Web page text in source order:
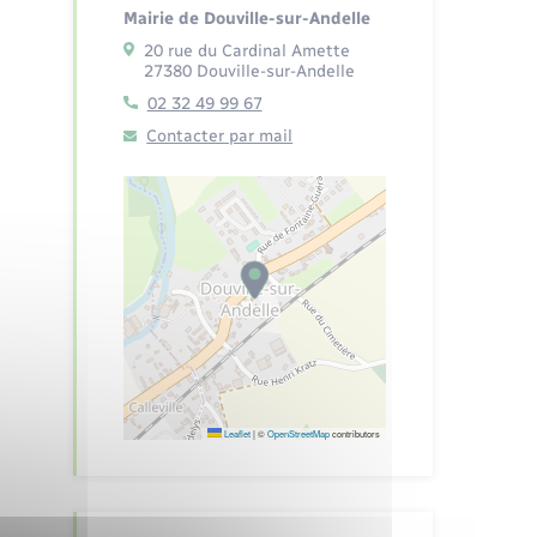
Mairie de Douville-sur-Andelle
20 rue du Cardinal Amette
27380 Douville-sur-Andelle
02 32 49 99 67
Contacter par mail
Leaflet|©OpenStreetMapcontributors